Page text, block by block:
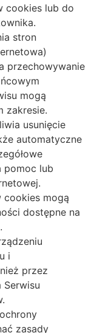
cookies lub do
stron
przechowywanie
mogą
zakresie.
usunięcie
automatyczne
pomoc lub
cookies mogą
dostępne na
i
przez
Serwisu
zasady